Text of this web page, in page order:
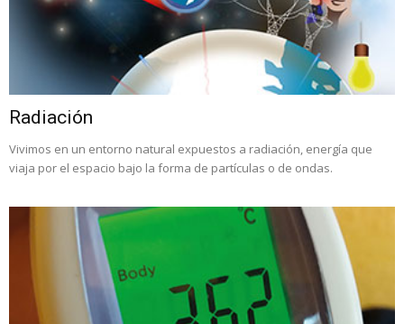
Radiación
Vivimos en un entorno natural expuestos a radiación, energía que
viaja por el espacio bajo la forma de partículas o de ondas.